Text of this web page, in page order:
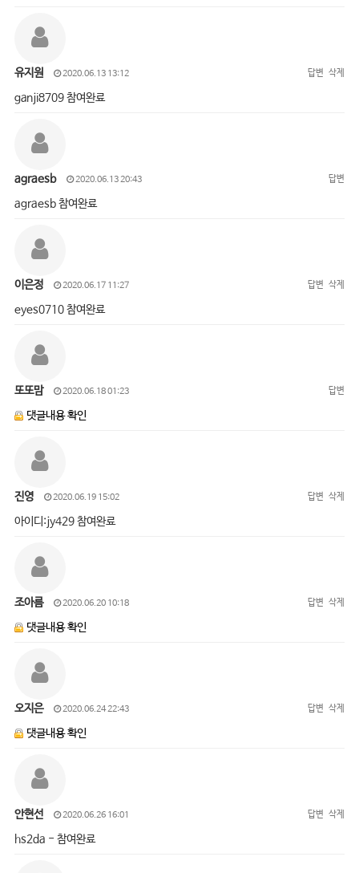
유지원 2020.06.13 13:12 답변 삭제
ganji8709 참여완료
agraesb 2020.06.13 20:43 답변
agraesb 참여완료
이은정 2020.06.17 11:27 답변 삭제
eyes0710 참여완료
또또맘 2020.06.18 01:23 답변
댓글내용 확인
진영 2020.06.19 15:02 답변 삭제
아이디:jy429 참여완료
조아름 2020.06.20 10:18 답변 삭제
댓글내용 확인
오지은 2020.06.24 22:43 답변 삭제
댓글내용 확인
안현선 2020.06.26 16:01 답변 삭제
hs2da - 참여완료